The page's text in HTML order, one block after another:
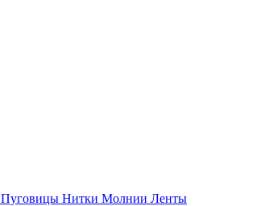
Пуговицы Нитки Молнии Ленты